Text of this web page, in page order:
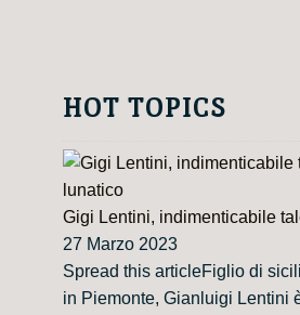
HOT TOPICS
Gigi Lentini, indimenticabile
27 Marzo 2023
Spread this articleFiglio di
in Piemonte, Gianluigi Lentini